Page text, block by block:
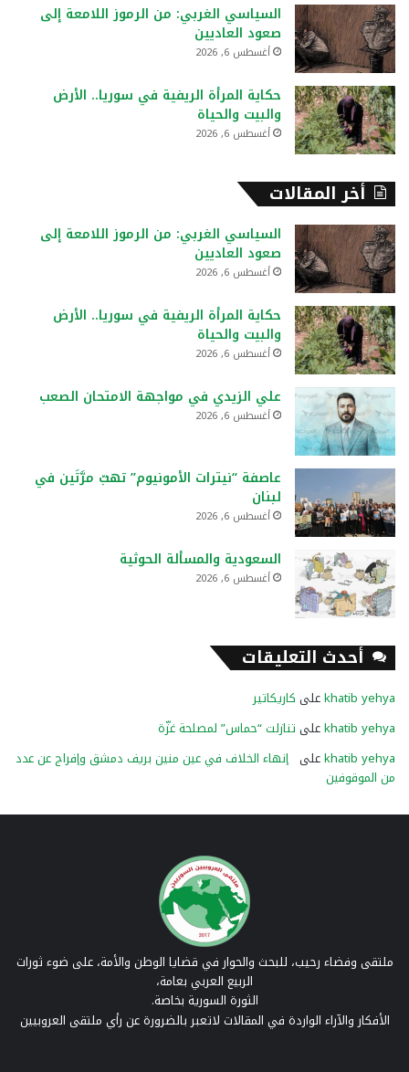
السياسي الغربي: من الرموز اللامعة إلى
صعود العاديين
أغسطس 6, 2026
حكاية المرأة الريفية في سوريا.. الأرض
والبيت والحياة
أغسطس 6, 2026
أخر المقالات
السياسي الغربي: من الرموز اللامعة إلى
صعود العاديين
أغسطس 6, 2026
حكاية المرأة الريفية في سوريا.. الأرض
والبيت والحياة
أغسطس 6, 2026
علي الزيدي في مواجهة الامتحان الصعب
أغسطس 6, 2026
عاصفة “نيترات الأمونيوم” تهبّ مرَّتَين في
لبنان
أغسطس 6, 2026
السعودية والمسألة الحوثية
أغسطس 6, 2026
أحدث التعليقات
khatib yehyaعلى كاريكاتير
khatib yehyaعلى تنازلت “حماس” لمصلحة غزّة
khatib yehyaعلى إنهاء الخلاف في عين منين بريف دمشق وإفراج عن عدد
من الموقوفين
ملتقى وفضاء رحيب، للبحث والحوار في قضايا الوطن والأمة، على ضوء ثورات
الربيع العربي بعامة،
الثورة السورية بخاصة.
الأفكار والآراء الواردة في المقالات لاتعبر بالضرورة عن رأي ملتقى العروبيين